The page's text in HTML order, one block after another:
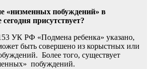
«низменных побуждений» в
присутствует?
УК РФ «Подмена ребенка» указано,
быть совершено из корыстных или
Более того, существует
побуждений.